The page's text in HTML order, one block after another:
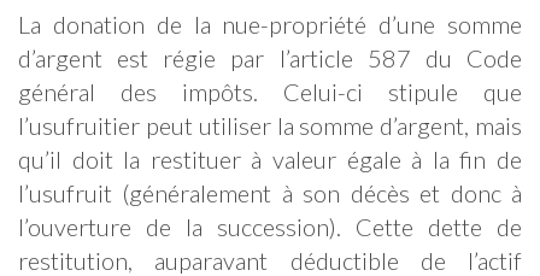
La donation de la nue-propriété d’une somme
d’argent est régie par l’article 587 du Code
général des impôts. Celui-ci stipule que
l’usufruitier peut utiliser la somme d’argent, mais
qu’il doit la restituer à valeur égale à la fin de
l’usufruit (généralement à son décès et donc à
l’ouverture de la succession). Cette dette de
restitution, auparavant déductible de l’actif